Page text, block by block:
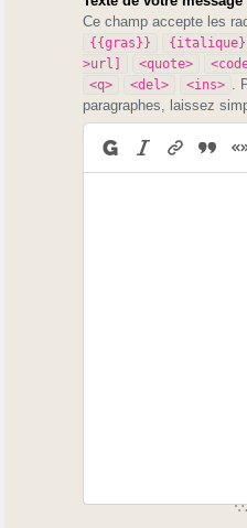
Ce champ accepte les
{{gras}} {italique}
>url]
<quote>
<q> <del> <ins>
.
paragraphes, laissez